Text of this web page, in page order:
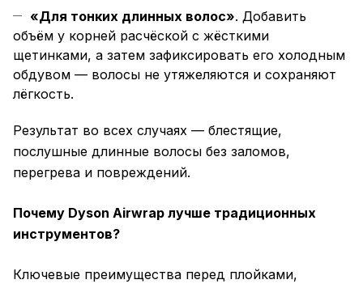
«Для тонких длинных волос». Добавить
объём у корней расчёской с жёсткими
щетинками, а затем зафиксировать его холодным
обдувом — волосы не утяжеляются и сохраняют
лёгкость.
Результат во всех случаях — блестящие,
послушные длинные волосы без заломов,
перегрева и повреждений.
Почему Dyson Airwrap лучше традиционных
инструментов?
Ключевые преимущества перед плойками,